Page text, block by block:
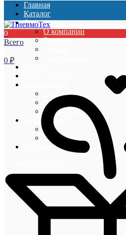
Главная
Каталог
О компании
О компании
Вакансии
Гарантии
Оплата и доставка
Акции и скидки
Информация
Блог
Новости
Контакты
0
Всего
0 ₽